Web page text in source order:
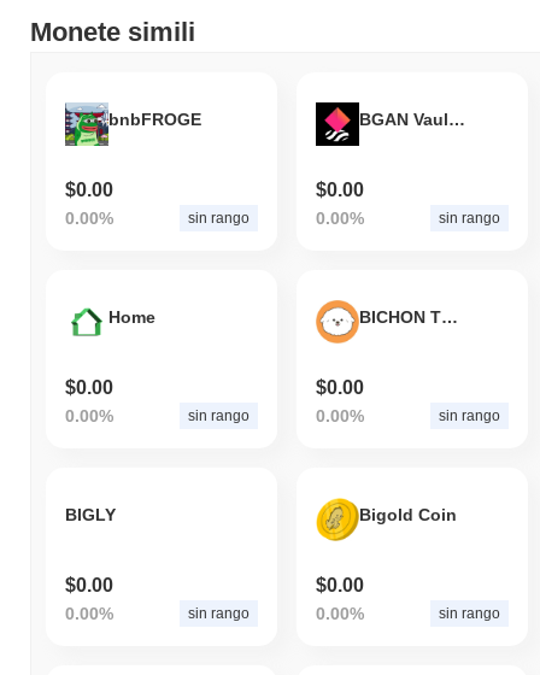
Monete simili
bnbFROGE
$0.00
0.00% sin rango
BGAN Vault (NFTX)
$0.00
0.00% sin rango
Home
$0.00
0.00% sin rango
BICHON TOKENT
$0.00
0.00% sin rango
BIGLY
$0.00
0.00% sin rango
Bigold Coin
$0.00
0.00% sin rango